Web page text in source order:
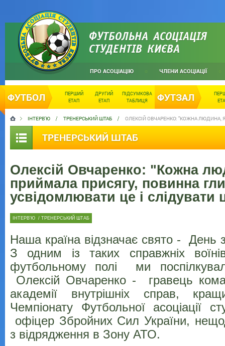
ФУТБОЛЬНА АСОЦІАЦІЯ
СТУДЕНТІВ КИЄВА
ПРО АСОЦІАЦІЮ ЧЛЕНИ АСОЦІАЦІЇ
ФУТБОЛ
ПЕРШИЙ
ЕТАП
ДРУГИЙ
ЕТАП
ПІДСУМКОВА
ТАБЛИЦЯ
ФУТЗАЛ
ІНТЕРВ'Ю ТРЕНЕРСЬКИЙ ШТАБ ОЛЕКСІЙ ОВЧАРЕНКО: "КОЖНА ЛЮДИНА,
ТРЕНЕРСЬКИЙ ШТАБ
Олексій Овчаренко: "Кожна
приймала присягу, повинна
усвідомлювати це і слідувати
ІНТЕРВ'Ю / ТРЕНЕРСЬКИЙ ШТАБ
Наша країна відзначає свято - День
З одним із таких справжніх
футбольному полі ми
Олексій Овчаренко - гравець
академії внутрішніх справ,
Чемпіонату Футбольної асоціації
офіцер Збройних Сил України,
з відрядження в Зону АТО.